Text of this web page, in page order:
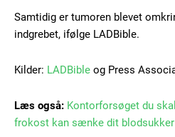
Praesent euismod ac
Nullam eu erat condimentum
Donec quis est ac felis
Samtidig er tumoren blevet
indgrebet, ifølge LADBible.
Kilder: LADBible og Press
Læs også: Kontorforsøget du
frokost kan sænke dit